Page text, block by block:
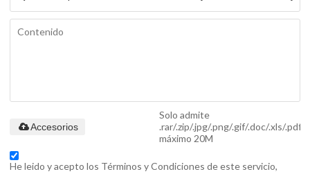
Solo admite
.rar/.zip/.jpg/.png/.gif/.doc/.xls/.pdf,
máximo 20M
Accesorios
He leido y acepto los Términos y Condiciones de este servicio,